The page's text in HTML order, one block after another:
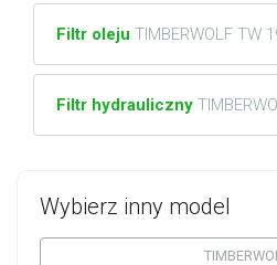
Wybierz inny model
Filtr oleju TIMBERWOLF TW
Filtr hydrauliczny